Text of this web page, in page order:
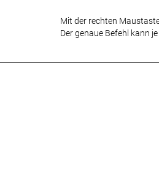
Mit der rechten
Der genaue Befehl kann